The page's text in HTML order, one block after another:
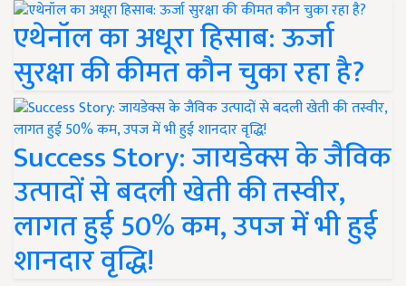
एथेनॉल का अधूरा हिसाब: ऊर्जा
सुरक्षा की कीमत कौन चुका रहा है?
Success Story: जायडेक्स के जैविक
उत्पादों से बदली खेती की तस्वीर,
लागत हुई 50% कम, उपज में भी हुई
शानदार वृद्धि!